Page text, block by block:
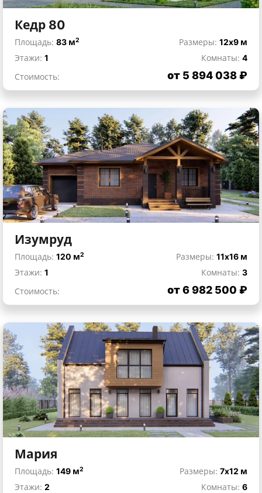
Кедр 80
Площадь: 83 м2 Размеры: 12x9 м
Этажи: 1 Комнаты: 4
Стоимость:
от 5 894 038 ₽
Изумруд
Площадь: 120 м2 Размеры: 11x16 м
Этажи: 1 Комнаты: 3
Стоимость:
от 6 982 500 ₽
Мария
Площадь: 149 м2 Размеры: 7x12 м
Этажи: 2 Комнаты: 6